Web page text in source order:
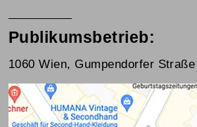
Publikumsbetrieb:
1060 Wien, Gumpendorfer Straße